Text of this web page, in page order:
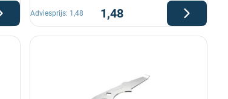
1,48
Adviesprijs: 1,48